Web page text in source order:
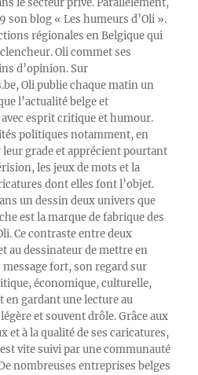
le secteur privé. Parallèlement,
son blog « Les humeurs d’Oli ».
régionales en Belgique qui
Oli commet ses
d’opinion. Sur
Oli publie chaque matin un
l’actualité belge et
esprit critique et humour.
politiques notamment, en
grade et apprécient pourtant
les jeux de mots et la
dont elles font l’objet.
un dessin deux univers que
est la marque de fabrique des
Ce contraste entre deux
au dessinateur de mettre en
message fort, son regard sur
économique, culturelle,
gardant une lecture au
et souvent drôle. Grâce aux
et à la qualité de ses caricatures,
vite suivi par une communauté
nombreuses entreprises belges